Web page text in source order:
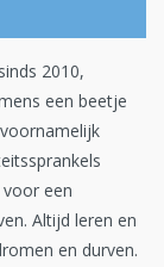
2010,
een beetje
een
Altijd leren en
en durven.